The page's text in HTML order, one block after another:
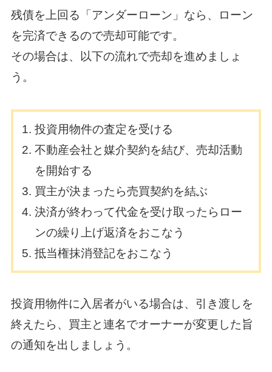
残債を上回る「アンダーローン」なら、ローン
を完済できるので売却可能です。
その場合は、以下の流れで売却を進めましょ
う。
投資用物件の査定を受ける
不動産会社と媒介契約を結び、売却活動
を開始する
買主が決まったら売買契約を結ぶ
決済が終わって代金を受け取ったらロー
ンの繰り上げ返済をおこなう
抵当権抹消登記をおこなう
投資用物件に入居者がいる場合は、引き渡しを
終えたら、買主と連名でオーナーが変更した旨
の通知を出しましょう。